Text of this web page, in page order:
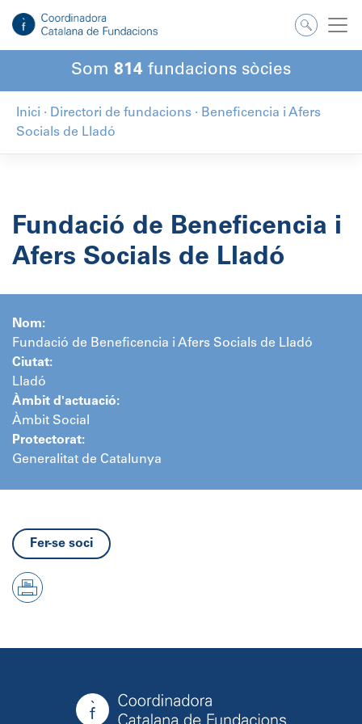
contingut
Som 814 fundacions sòcies
Inici · Directori de fundacions · Beneficencia i Afers
Socials de Lladó
Fundació de Beneficencia i
Afers Socials de Lladó
Nom:
Fundació de Beneficencia i Afers Socials de Lladó
Ciutat:
Lladó
Àmbit d'actuació:
Àmbit Social
Protectorat:
Generalitat de Catalunya
Fer-se soci